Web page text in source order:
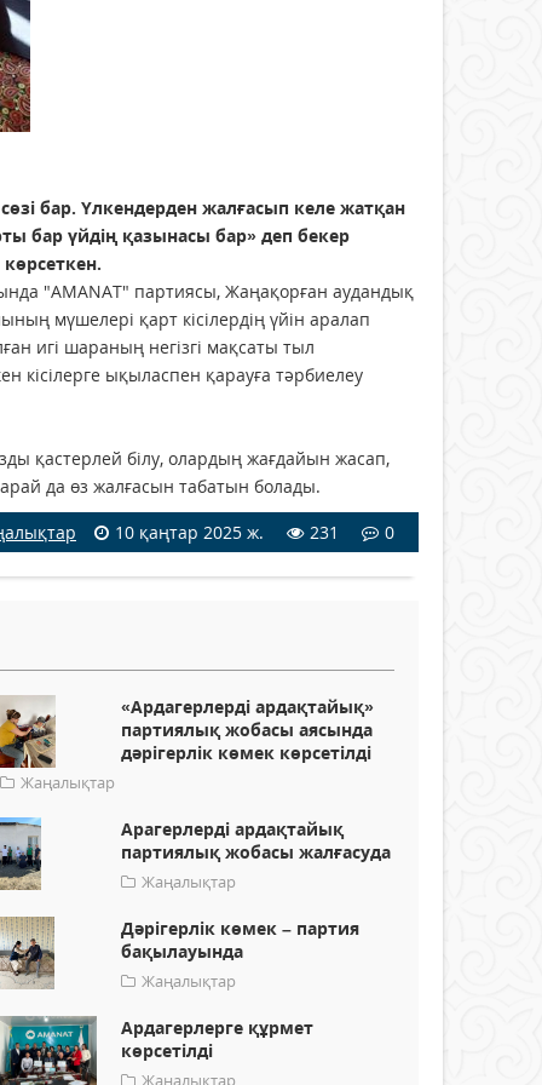
бар. Үлкендерден жалғасып келе жатқан
бар үйдің қазынасы бар» деп бекер
"AMANAT" партиясы, Жаңақорған аудандық
мүшелері қарт кісілердің үйін аралап
игі шараның негізгі мақсаты тыл
кісілерге ықыласпен қарауға тәрбиелеу
қастерлей білу, олардың жағдайын жасап,
да өз жалғасын табатын болады.
10 қаңтар 2025 ж. 231 0
«Ардагерлерді ардақтайық»
партиялық жобасы аясында
дәрігерлік көмек көрсетілді
Жаңалықтар
Арагерлерді ардақтайық
партиялық жобасы жалғасуда
Жаңалықтар
Дәрігерлік көмек – партия
бақылауында
Жаңалықтар
Ардагерлерге құрмет
көрсетілді
Жаңалықтар